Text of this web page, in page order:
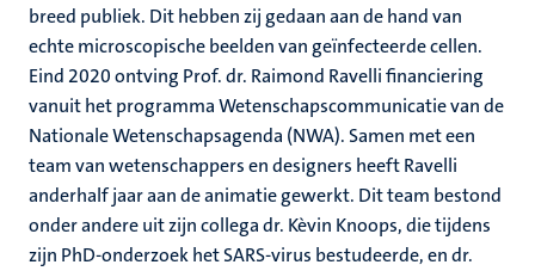
breed publiek. Dit hebben zij gedaan aan de hand van
echte microscopische beelden van geïnfecteerde cellen.
Eind 2020 ontving Prof. dr. Raimond Ravelli financiering
vanuit het programma Wetenschapscommunicatie van de
Nationale Wetenschapsagenda (NWA). Samen met een
team van wetenschappers en designers heeft Ravelli
anderhalf jaar aan de animatie gewerkt. Dit team bestond
onder andere uit zijn collega dr. Kèvin Knoops, die tijdens
zijn PhD-onderzoek het SARS-virus bestudeerde, en dr.